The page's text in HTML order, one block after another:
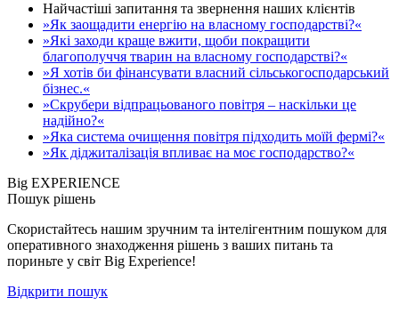
Найчастіші запитання та звернення наших клієнтів
»Як заощадити енергію на власному господарстві?«
»Які заходи краще вжити, щоби покращити
благополуччя тварин на власному господарстві?«
»Я хотів би фінансувати власний сільськогосподарський
бізнес.«
»Скрубери відпрацьованого повітря – наскільки це
надійно?«
»Яка система очищення повітря підходить моїй фермі?«
»Як діджиталізація впливає на моє господарство?«
Big EXPERIENCE
Пошук рішень
Скористайтесь нашим зручним та інтелігентним пошуком для
оперативного знаходження рішень з ваших питань та
пориньте у світ Big Experience!
Відкрити пошук